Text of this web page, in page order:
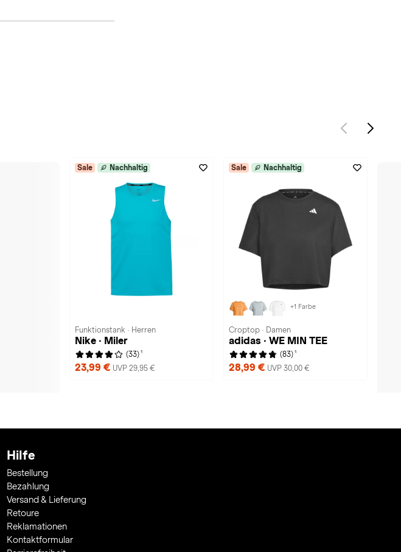
Sale Nachhaltig
Funktionstank · Herren
Nike · Miler
(33) 1
23,99 € UVP 29,95 €
Sale Nachhaltig
+1 Farbe
Croptop · Damen
adidas · WE MIN TEE
(83) 1
28,99 € UVP 30,00 €
Hilfe
Bestellung
Bezahlung
Versand & Lieferung
Retoure
Reklamationen
Kontaktformular